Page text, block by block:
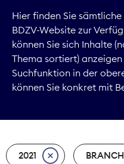
Hier finden Sie
BDZV-Website zur
können Sie sich Inhalte
Thema sortiert)
Suchfunktion in der
können Sie konkret mit
2021